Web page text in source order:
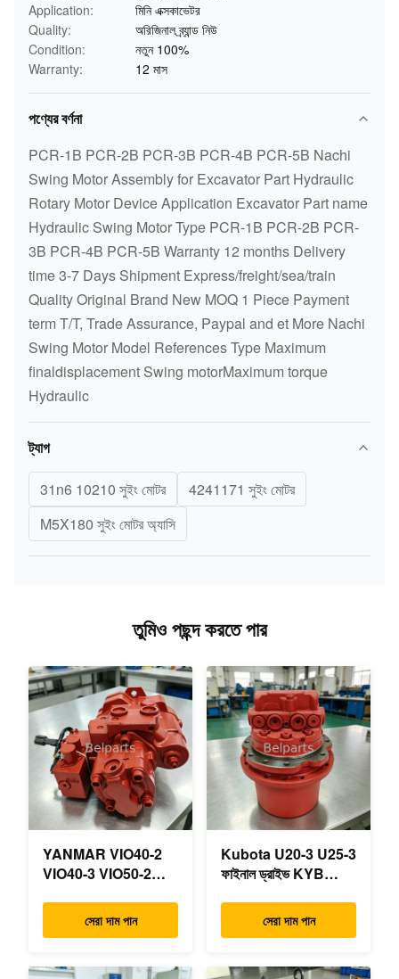
Application:
মিনি এক্সকাভেটর
Quality:
অরিজিনাল ব্র্যান্ড নিউ
Condition:
নতুন 100%
Warranty:
12 মাস
পণ্যের বর্ণনা
PCR-1B PCR-2B PCR-3B PCR-4B PCR-5B Nachi
Swing Motor Assembly for Excavator Part Hydraulic
Rotary Motor Device Application Excavator Part name
Hydraulic Swing Motor Type PCR-1B PCR-2B PCR-
3B PCR-4B PCR-5B Warranty 12 months Delivery
time 3-7 Days Shipment Express/freight/sea/train
Quality Original Brand New MOQ 1 Piece Payment
term T/T, Trade Assurance, Paypal and et More Nachi
Swing Motor Model References Type Maximum
finaldisplacement Swing motorMaximum torque
Hydraulic
ট্যাগ
31n6 10210 সুইং মোটর
4241171 সুইং মোটর
M5X180 সুইং মোটর অ্যাসি
তুমিও পছন্দ করতে পার
YANMAR VIO40-2
VIO40-3 VIO50-2
VIO55-3 প্রধান
হাইড্রোলিক পাম্প OEM
16023 B0600-16017
সেরা দাম পান
Kubota U20-3 U25-3
ফাইনাল ড্রাইভ KYB
OEM ভ্রমণ মোটর
B0240-18076
RB559-61290
সেরা দাম পান